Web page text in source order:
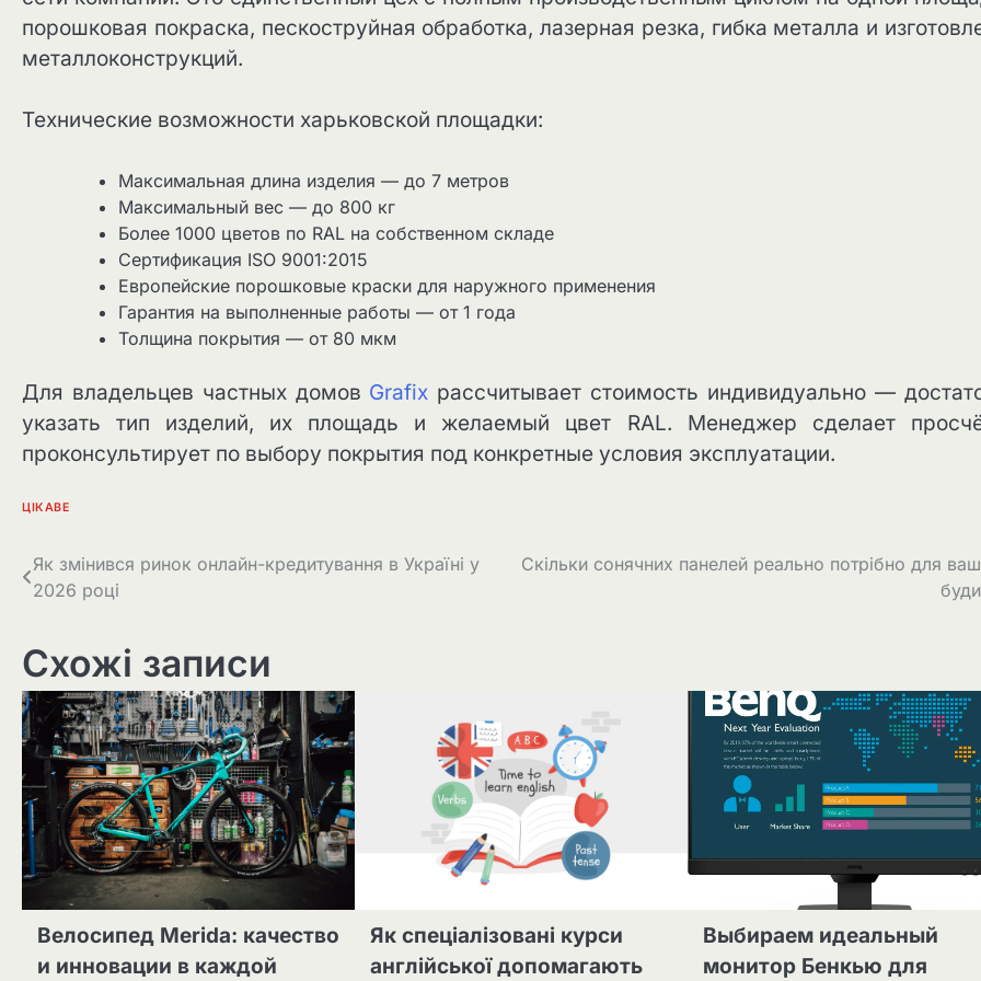
порошковая покраска, пескоструйная обработка, лазерная резка, гибка металла и
металлоконструкций.
Технические возможности харьковской площадки:
Максимальная длина изделия — до 7 метров
Максимальный вес — до 800 кг
Более 1000 цветов по RAL на собственном складе
Сертификация ISO 9001:2015
Европейские порошковые краски для наружного применения
Гарантия на выполненные работы — от 1 года
Толщина покрытия — от 80 мкм
Для владельцев частных домов Grafix рассчитывает стоимость индивидуально —
указать тип изделий, их площадь и желаемый цвет RAL. Менеджер сделает
проконсультирует по выбору покрытия под конкретные условия эксплуатации.
ЦІКАВЕ
Навігація
записів
Як змінився ринок онлайн-кредитування в Україні у
2026 році
Скільки сонячних панелей реально потрібно для
Схожі записи
Велосипед Merida: качество
и инновации в каждой
Як спеціалізовані курси
англійської допомагають
Выбираем идеальный
монитор Бенкью для